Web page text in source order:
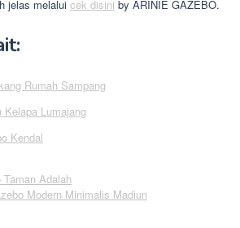
jelas melalui cek disini by ARINIE GAZEBO.
Rumah Sampang
Lumajang
Kendal
Taman Adalah
Modern Minimalis Madiun